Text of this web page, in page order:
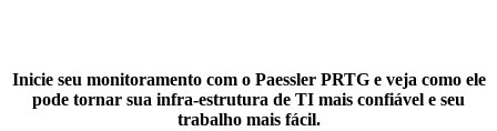
Inicie seu monitoramento com o Paessler PRTG e veja como ele
pode tornar sua infra-estrutura de TI mais confiável e seu
trabalho mais fácil.